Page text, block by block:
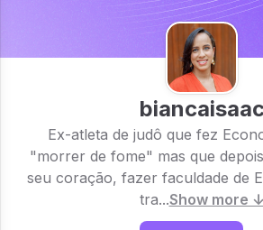
biancaisaac
Ex-atleta de judô que fez
"morrer de fome" mas que
seu coração, fazer faculdade de
tra...Show more ↓